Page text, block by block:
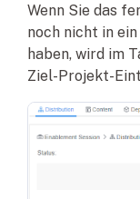
Wenn Sie das
noch nicht in
haben, wird im
Ziel-Projekt-